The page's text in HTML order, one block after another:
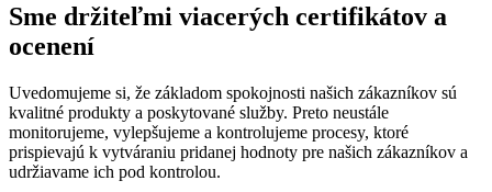
Sme držiteľmi viacerých certifikátov a
ocenení
Uvedomujeme si, že základom spokojnosti našich zákazníkov sú
kvalitné produkty a poskytované služby. Preto neustále
monitorujeme, vylepšujeme a kontrolujeme procesy, ktoré
prispievajú k vytváraniu pridanej hodnoty pre našich zákazníkov a
udržiavame ich pod kontrolou.